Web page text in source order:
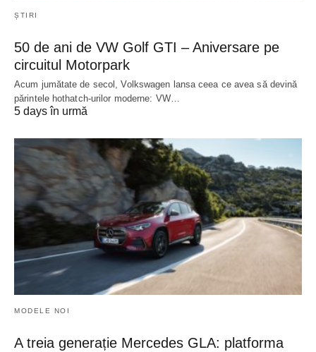
ȘTIRI
50 de ani de VW Golf GTI – Aniversare pe
circuitul Motorpark
Acum jumătate de secol, Volkswagen lansa ceea ce avea să devină
părintele hothatch-urilor moderne: VW…
5 days în urmă
MODELE NOI
A treia generație Mercedes GLA: platforma